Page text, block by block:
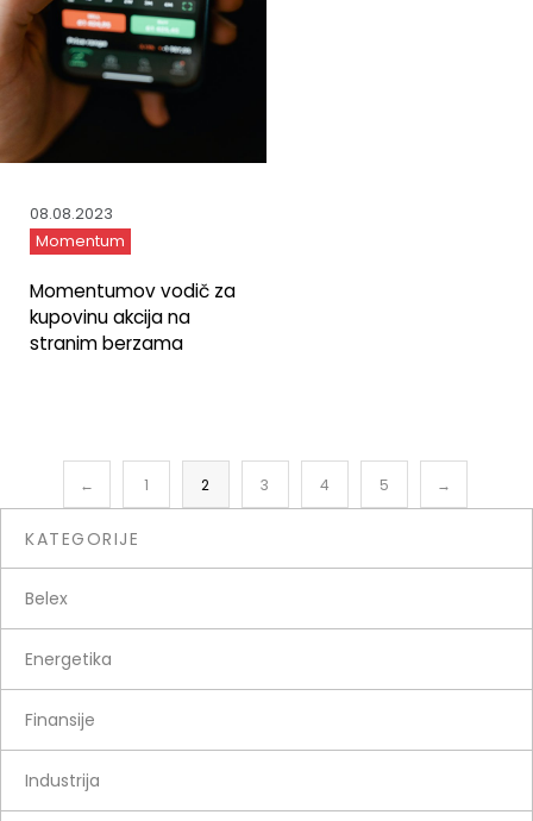
08.08.2023
Momentum
Momentumov vodič za
kupovinu akcija na
stranim berzama
← 1 2 3 4 5 →
KATEGORIJE
Belex
Energetika
Finansije
Industrija